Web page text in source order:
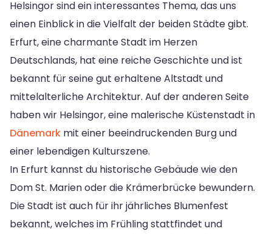
Helsingor sind ein interessantes Thema, das uns
einen Einblick in die Vielfalt der beiden Städte gibt.
Erfurt, eine charmante Stadt im Herzen
Deutschlands, hat eine reiche Geschichte und ist
bekannt für seine gut erhaltene Altstadt und
mittelalterliche Architektur. Auf der anderen Seite
haben wir Helsingor, eine malerische Küstenstadt in
Dänemark mit einer beeindruckenden Burg und
einer lebendigen Kulturszene.
In Erfurt kannst du historische Gebäude wie den
Dom St. Marien oder die Krämerbrücke bewundern.
Die Stadt ist auch für ihr jährliches Blumenfest
bekannt, welches im Frühling stattfindet und